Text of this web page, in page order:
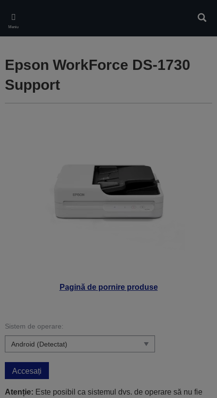
main
content
Meniu
Pagină de pornire produse
Epson WorkForce DS-1730
Support
Sistem de operare:
Accesați
Atenție: Este posibil ca sistemul dvs. de operare să nu fie